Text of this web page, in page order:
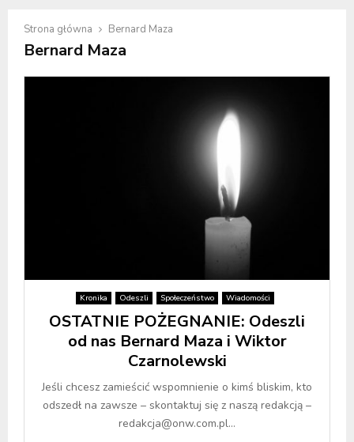
Strona główna Bernard Maza
Bernard Maza
Kronika Odeszli Społeczeństwo Wiadomości
OSTATNIE POŻEGNANIE: Odeszli
od nas Bernard Maza i Wiktor
Czarnolewski
Jeśli chcesz zamieścić wspomnienie o kimś bliskim, kto
odszedł na zawsze – skontaktuj się z naszą redakcją –
redakcja@onw.com.pl...